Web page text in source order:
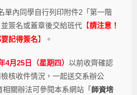
單內同學自行列印附件2 「第一階
簽名或蓋章後交給班代 【請注意！
記得簽名】 。
4月25 日（星期四）以前收齊確認
核收件情況，一起送交系辦公
關辦法可參閱本系網站「 師資培